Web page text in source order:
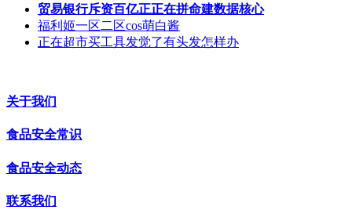
贸易银行斥资百亿正正在拼命建数据核心
福利姬一区二区cos萌白酱
正在超市买工具发觉了有头发怎样办
关于我们
食品安全常识
食品安全动态
联系我们